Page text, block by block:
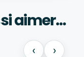
aimer…
‹ ›